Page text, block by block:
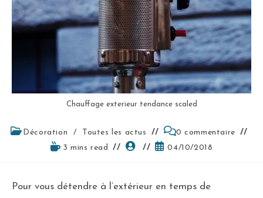
Chauffage exterieur tendance scaled
Décoration / Toutes les actus
0 commentaire
3 mins read
04/10/2018
Pour vous détendre à l’extérieur en temps de